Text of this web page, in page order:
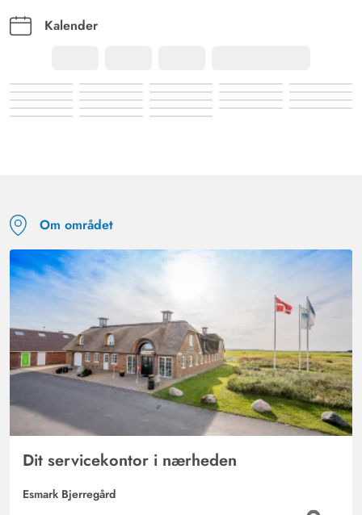
tilgængelighed fra vejen, som dog er tilstrækkeligt langt
væk til ikke at genere. Vi følte os hjemme, på terrassen
og hvor både hund og børn kunne lege. Lyder som en
reklame, men det er virkelig vores indtryk. Vi har ofte
været i Danmark, og det har altid været dejligt, men
Kalender
Om området
Dit servicekontor i nærheden
Esmark Bjerregård